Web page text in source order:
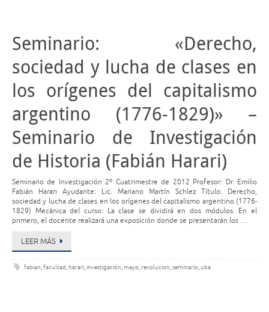
Seminario: «Derecho,
sociedad y lucha de clases en
los orígenes del capitalismo
argentino (1776-1829)» –
Seminario de Investigación
de Historia (Fabián Harari)
Seminario de Investigación 2º Cuatrimestre de 2012 Profesor: Dr. Emilio
Fabián Harari Ayudante: Lic. Mariano Martín Schlez Título: Derecho,
sociedad y lucha de clases en los orígenes del capitalismo argentino (1776-
1829) Mecánica del curso: La clase se dividirá en dos módulos. En el
primero, el docente realizará una exposición donde se presentarán los …
LEER MÁS
fabian, facultad, harari,investigación, mayo, revolucion,seminario,uba